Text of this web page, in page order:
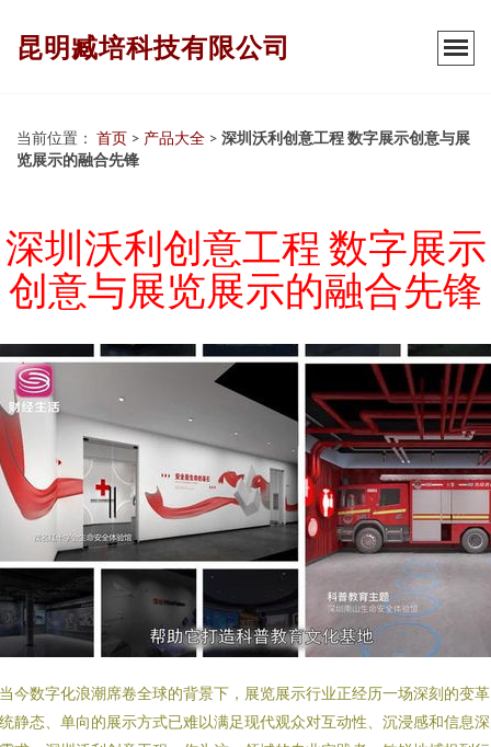
昆明臧培科技有限公司
当前位置： 首页 > 产品大全 > 深圳沃利创意工程 数字展示创意与展
览展示的融合先锋
深圳沃利创意工程 数字展示
创意与展览展示的融合先锋
今数字化浪潮席卷全球的背景下，展览展示行业正经历一场深刻的变
静态、单向的展示方式已难以满足现代观众对互动性、沉浸感和信息